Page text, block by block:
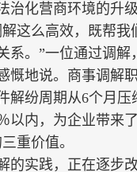
治化营商环境的升级
么高效，既帮我
系。”一位通过调解
慨地说。商事调解
解纷周期从6个月压
以内，为企业带来
重价值。
实践，正在逐步改